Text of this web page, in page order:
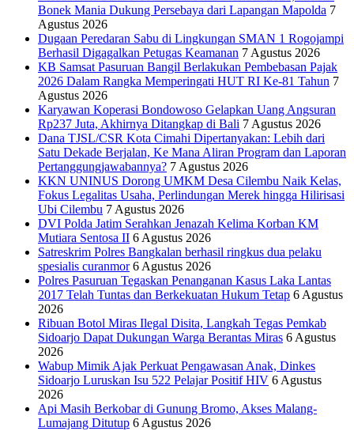
Bonek Mania Dukung Persebaya dari Lapangan Mapolda 7
Agustus 2026
Dugaan Peredaran Sabu di Lingkungan SMAN 1 Rogojampi
Berhasil Digagalkan Petugas Keamanan 7 Agustus 2026
KB Samsat Pasuruan Bangil Berlakukan Pembebasan Pajak
2026 Dalam Rangka Memperingati HUT RI Ke-81 Tahun 7
Agustus 2026
Karyawan Koperasi Bondowoso Gelapkan Uang Angsuran
Rp237 Juta, Akhirnya Ditangkap di Bali 7 Agustus 2026
Dana TJSL/CSR Kota Cimahi Dipertanyakan: Lebih dari
Satu Dekade Berjalan, Ke Mana Aliran Program dan Laporan
Pertanggungjawabannya? 7 Agustus 2026
KKN UNINUS Dorong UMKM Desa Cilembu Naik Kelas,
Fokus Legalitas Usaha, Perlindungan Merek hingga Hilirisasi
Ubi Cilembu 7 Agustus 2026
DVI Polda Jatim Serahkan Jenazah Kelima Korban KM
Mutiara Sentosa II 6 Agustus 2026
Satreskrim Polres Bangkalan berhasil ringkus dua pelaku
spesialis curanmor 6 Agustus 2026
Polres Pasuruan Tegaskan Penanganan Kasus Laka Lantas
2017 Telah Tuntas dan Berkekuatan Hukum Tetap 6 Agustus
2026
Ribuan Botol Miras Ilegal Disita, Langkah Tegas Pemkab
Sidoarjo Dapat Dukungan Warga Berantas Miras 6 Agustus
2026
Wabup Mimik Ajak Perkuat Pengawasan Anak, Dinkes
Sidoarjo Luruskan Isu 522 Pelajar Positif HIV 6 Agustus
2026
Api Masih Berkobar di Gunung Bromo, Akses Malang-
Lumajang Ditutup 6 Agustus 2026